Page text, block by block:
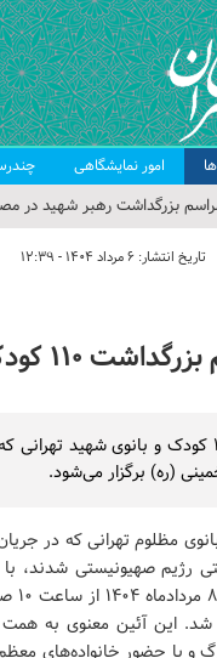
امور نمایشگاهی
بزرگداشت رهبر شهید در
خطیب این هفته نماز
مجاهد شهید در مصلای تهران
نماز بر پیکر امام شهید انقلاب
بزرگداشت آقای شهید ایران
تاریخ انتشار: ۶ مرداد ۱۴۰۴ - ۱۲:۳۹
بانوی شهید تهرانی در مصلی
۱۱۰ کودک و بانوی مظلوم تهرانی که
رژیم صهیونیستی شدند،
شد. این آئین معنوی به